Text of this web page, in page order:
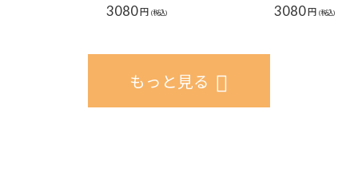
3080円 (税込) 3080円 (税込)
もっと見る